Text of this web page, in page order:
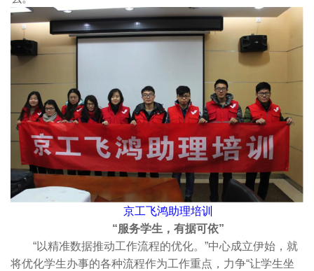
京工飞鸿助理培训
“服务学生，有据可依”
“以精准数据推动工作流程的优化。”中心成立伊始，就
将优化学生办事的各种流程作为工作重点，力争“让学生坐